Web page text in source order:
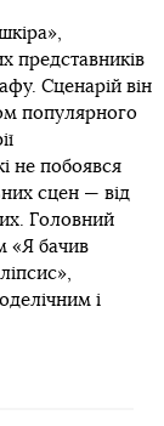
представників
Сценарій він
популярного
не побоявся
сцен — від
Головний
«Я бачив
і